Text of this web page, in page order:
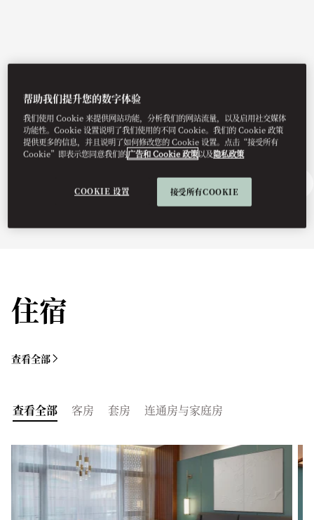
住宿
查看全部
查看全部 客房 套房 连通房与家庭房
帮助我们提升您的数字体验
我们使用 Cookie 来提供网站功能，分析我们的网站流量，以及启用社交媒体
功能性。Cookie 设置说明了我们使用的不同 Cookie。我们的 Cookie 政策
提供更多的信息，并且说明了如何修改您的 Cookie 设置。点击“接受所有
Cookie”即表示您同意我们的广告和 Cookie 政策以及隐私政策
COOKIE 设置 接受所有COOKIE